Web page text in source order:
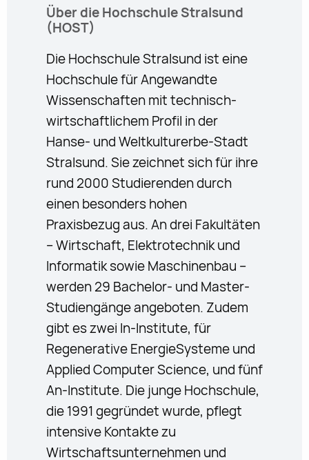
Überdie Hochschule Stralsund
(HOST)
Die Hochschule Stralsund ist eine
Hochschule für Angewandte
Wissenschaften mit technisch-
wirtschaftlichem Profil in der
Hanse- und Weltkulturerbe-Stadt
Stralsund. Sie zeichnet sich für ihre
rund 2000 Studierenden durch
einen besonders hohen
Praxisbezug aus. An drei Fakultäten
– Wirtschaft, Elektrotechnik und
Informatik sowie Maschinenbau –
werden 29 Bachelor- und Master-
Studiengänge angeboten. Zudem
gibt es zwei In-Institute, für
Regenerative EnergieSysteme und
Applied Computer Science, und fünf
An-Institute. Die junge Hochschule,
die 1991 gegründet wurde, pflegt
intensive Kontakte zu
Wirtschaftsunternehmen und